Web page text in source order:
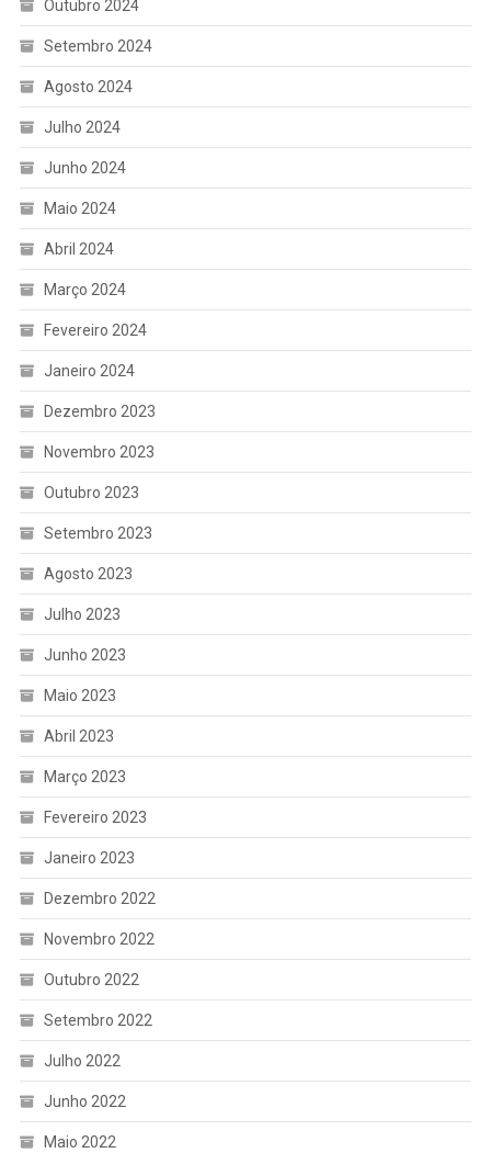
Outubro 2024
Setembro 2024
Agosto 2024
Julho 2024
Junho 2024
Maio 2024
Abril 2024
Março 2024
Fevereiro 2024
Janeiro 2024
Dezembro 2023
Novembro 2023
Outubro 2023
Setembro 2023
Agosto 2023
Julho 2023
Junho 2023
Maio 2023
Abril 2023
Março 2023
Fevereiro 2023
Janeiro 2023
Dezembro 2022
Novembro 2022
Outubro 2022
Setembro 2022
Julho 2022
Junho 2022
Maio 2022